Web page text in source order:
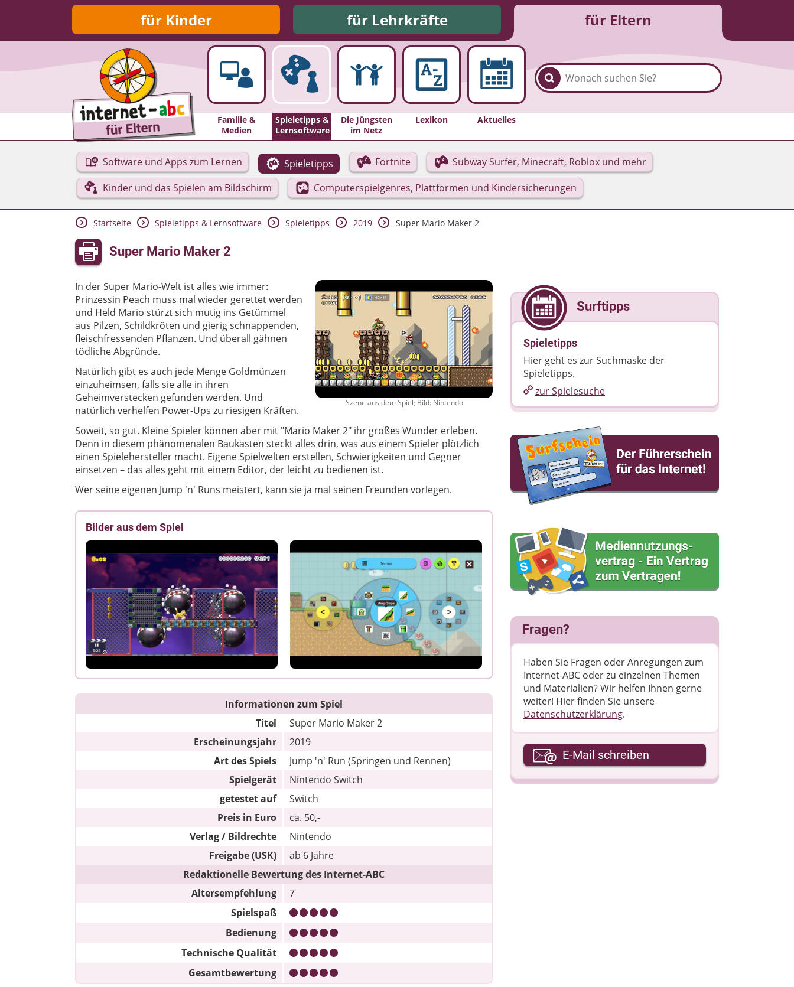
für Kinder für Lehrkräfte für Eltern
Familie &
Medien
Spieletipps &
Lernsoftware
Die Jüngsten
im Netz
Lexikon Aktuelles
Software und Apps zum Lernen Spieletipps Fortnite
Subway Surfer, Minecraft, Roblox und mehr
Kinder und das Spielen am Bildschirm
Computerspielgenres, Plattformen und Kindersicherungen
Startseite Spieletipps & Lernsoftware Spieletipps 2019 Super Mario Maker 2
Super Mario Maker 2
Szene aus dem Spiel; Bild: Nintendo
In der Super Mario-Welt ist alles wie immer:
Prinzessin Peach muss mal wieder gerettet werden
und Held Mario stürzt sich mutig ins Getümmel
aus Pilzen, Schildkröten und gierig schnappenden,
fleischfressenden Pflanzen. Und überall gähnen
tödliche Abgründe.
Natürlich gibt es auch jede Menge Goldmünzen
einzuheimsen, falls sie alle in ihren
Geheimverstecken gefunden werden. Und
natürlich verhelfen Power-Ups zu riesigen Kräften.
Soweit, so gut. Kleine Spieler können aber mit "Mario Maker 2" ihr großes Wunder erleben.
Denn in diesem phänomenalen Baukasten steckt alles drin, was aus einem Spieler plötzlich
einen Spielehersteller macht. Eigene Spielwelten erstellen, Schwierigkeiten und Gegner
einsetzen – das alles geht mit einem Editor, der leicht zu bedienen ist.
Wer seine eigenen Jump 'n' Runs meistert, kann sie ja mal seinen Freunden vorlegen.
Bilder aus dem Spiel
Informationen zum Spiel
Titel
Super Mario Maker 2
Erscheinungsjahr
2019
Art des Spiels
Jump 'n' Run (Springen und Rennen)
Spielgerät
Nintendo Switch
getestet auf
Switch
Preis in Euro
ca. 50,-
Verlag / Bildrechte
Nintendo
Freigabe (USK)
ab 6 Jahre
Redaktionelle Bewertung des Internet-ABC
Altersempfehlung
7
Spielspaß
Bedienung
Technische Qualität
Gesamtbewertung
Surftipps
Spieletipps
Hier geht es zur Suchmaske der
Spieletipps.
zur Spielesuche
Fragen?
Haben Sie Fragen oder Anregungen zum
Internet-ABC oder zu einzelnen Themen
und Materialien? Wir helfen Ihnen gerne
weiter! ​Hier finden Sie unsere
Datenschutzerklärung.
Ihre E-Mail-Adresse
E-Mail schreiben